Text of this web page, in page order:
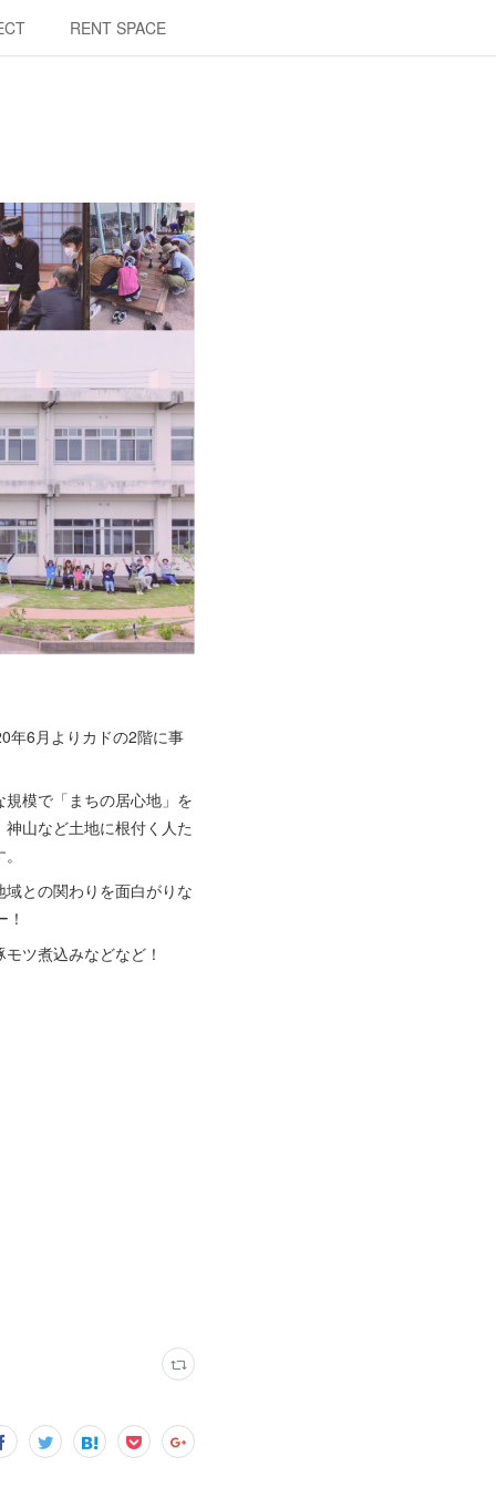
RENT SPACE
年6月よりカドの2階に事
模で「まちの居心地」を
山など土地に根付く人た
との関わりを面白がりな
ツ煮込みなどなど！